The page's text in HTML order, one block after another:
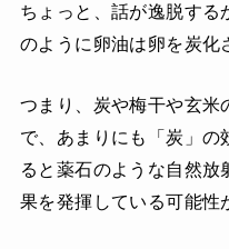
ちょっと、話が逸脱する
のように卵油は卵を炭化
つまり、炭や梅干や玄米
で、あまりにも「炭」の
ると薬石のような自然
果を発揮している可能性